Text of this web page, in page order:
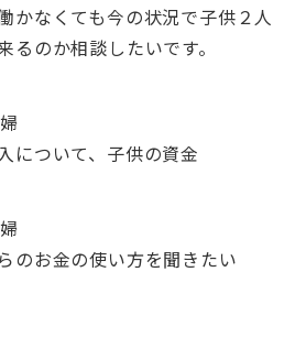
かなくても今の状況で子供２人
るのか相談したいです。
について、子供の資金
のお金の使い方を聞きたい